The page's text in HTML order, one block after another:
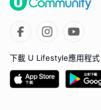
下載 U Lifestyle應用程式